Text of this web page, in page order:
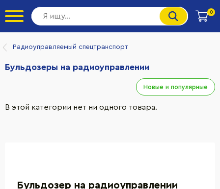
0
Радиоуправляемый спецтранспорт
Бульдозеры на радиоуправлении
Новые и популярные
В этой категории нет ни одного товара.
Бульдозер на радиоуправлении